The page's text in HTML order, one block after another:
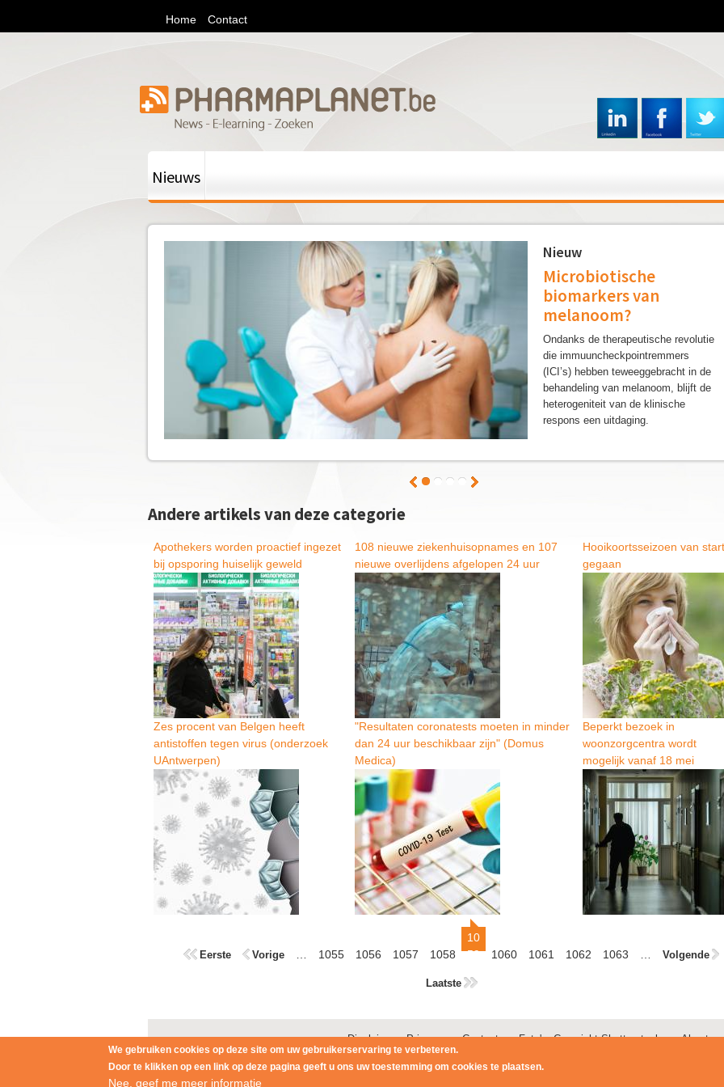
en
M
d
i
p
l
a
a
m
a
p
l
a
n
e
t
Home Contact
Nieuws
Nieuw
Microbiotische
biomarkers van
melanoom?
Ondanks de therapeutische revolutie
die immuuncheckpointremmers
(ICI’s) hebben teweeggebracht in de
behandeling van melanoom, blijft de
heterogeniteit van de klinische
respons een uitdaging.
Andere artikels van deze categorie
Apothekers worden proactief ingezet
bij opsporing huiselijk geweld
108 nieuwe ziekenhuisopnames en 107
nieuwe overlijdens afgelopen 24 uur
Hooikoortsseizoen van start
gegaan
Zes procent van Belgen heeft
antistoffen tegen virus (onderzoek
UAntwerpen)
"Resultaten coronatests moeten in minder
dan 24 uur beschikbaar zijn" (Domus
Medica)
Beperkt bezoek in
woonzorgcentra wordt
mogelijk vanaf 18 mei
i
n
a
Eerste Vorige 1055 1056 1057 1058
10
59
1060 1061 1062 1063 Volgende
Laatste
Disclaimer - Privacy Contact Foto's: Copyright Shutterstock About us
We gebruiken cookies op deze site om uw gebruikerservaring te verbeteren.
Door te klikken op een link op deze pagina geeft u ons uw toestemming om cookies te plaatsen.
Nee, geef me meer informatie